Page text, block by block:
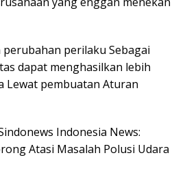
perilaku Sebagai
dapat menghasilkan lebih
Lewat pembuatan Aturan
Indonesia News:
Atasi Masalah Polusi Udara